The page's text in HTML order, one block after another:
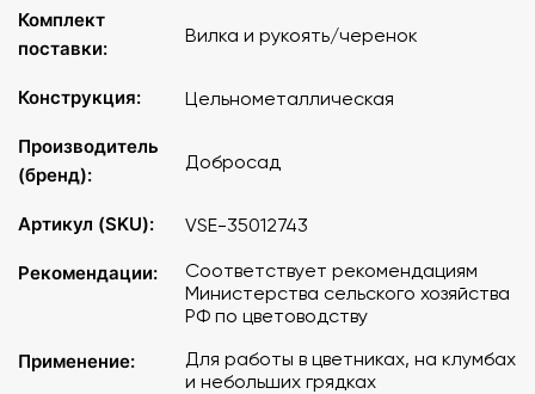
Комплект
поставки:
Вилка и рукоять/черенок
Конструкция: Цельнометаллическая
Производитель
(бренд):
Добросад
Артикул (SKU): VSE-35012743
Рекомендации:
Соответствует рекомендациям
Министерства сельского хозяйства
РФ по цветоводству
Применение:
Для работы в цветниках, на клумбах
и небольших грядках